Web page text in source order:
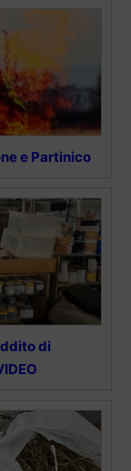
e Partinico
di